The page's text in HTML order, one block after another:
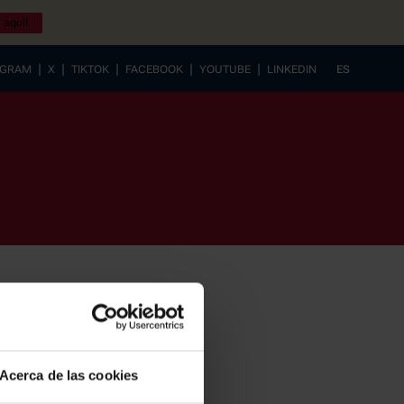
Acerca de las cookies
aquí!
| X | TIKTOK | FACEBOOK | YOUTUBE | LINKEDIN
ES